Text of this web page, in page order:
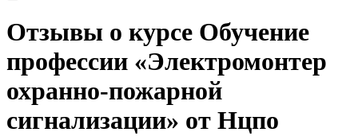
Отзывы о курсе Обучение
профессии «Электромонтер
охранно-пожарной
сигнализации» от Нцпо